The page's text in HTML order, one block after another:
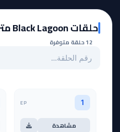
حلقات Black Lagoon مترجمة
12 حلقة متوفرة
بحث عن حلقة بالرقم
1
EP
مشاهدة